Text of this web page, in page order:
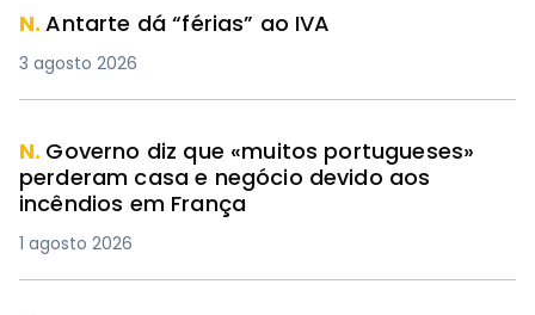
N.Antarte dá “férias” ao IVA
3 agosto 2026
N. Governo diz que «muitos portugueses»
perderam casa e negócio devido aos
incêndios em França
1 agosto 2026